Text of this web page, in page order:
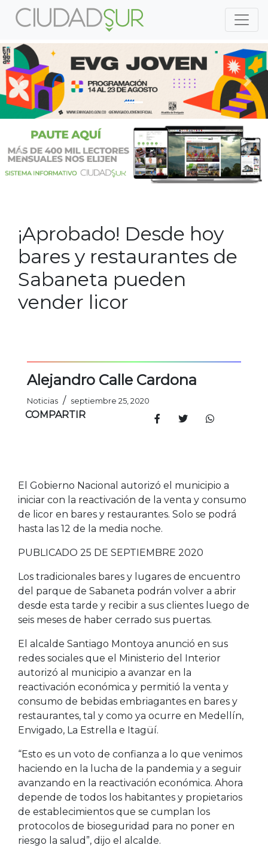
Previous
Previous
¡Aprobado! Desde hoy
bares y restaurantes de
Sabaneta pueden
vender licor
Alejandro Calle Cardona
Noticias / septiembre 25, 2020
COMPARTIR
El Gobierno Nacional autorizó el municipio a
iniciar con la reactivación de la venta y consumo
de licor en bares y restaurantes. Solo se podrá
hasta las 12 de la media noche.
PUBLICADO 25 DE SEPTIEMBRE 2020
Los tradicionales bares y lugares de encuentro
del parque de Sabaneta podrán volver a abrir
desde esta tarde y recibir a sus clientes luego de
seis meses de haber cerrado sus puertas.
El alcalde Santiago Montoya anunció en sus
redes sociales que el Ministerio del Interior
autorizó al municipio a avanzar en la
reactivación económica y permitió la venta y
consumo de bebidas embriagantes en bares y
restaurantes, tal y como ya ocurre en Medellín,
Envigado, La Estrella e Itagüí.
“Esto es un voto de confianza a lo que venimos
haciendo en la lucha de la pandemia y a seguir
avanzando en la reactivación económica. Ahora
depende de todos los habitantes y propietarios
de establecimientos que se cumplan los
protocolos de bioseguridad para no poner en
riesgo la salud”, dijo el alcalde.